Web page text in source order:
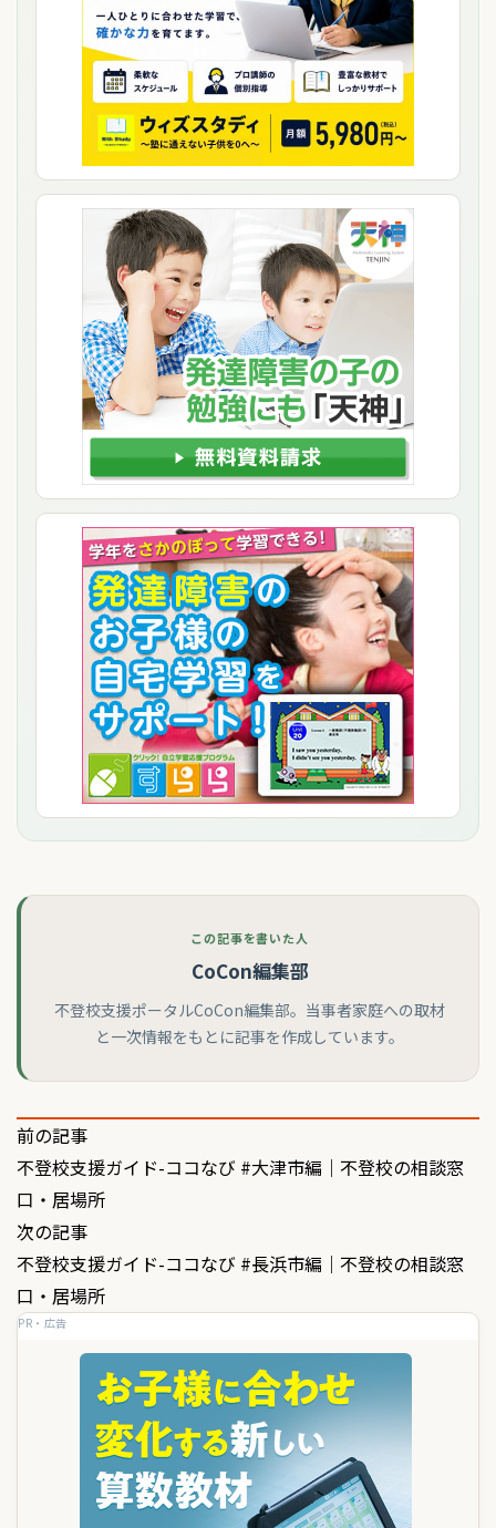
この記事を書いた人
CoCon編集部
不登校支援ポータルCoCon編集部。当事者家庭への取材
と一次情報をもとに記事を作成しています。
投
稿
ナ
ビ
ゲ
前の記事
不登校支援ガイド-ココなび #大津市編｜不登校の相談窓
口・居場所
次の記事
不登校支援ガイド-ココなび #長浜市編｜不登校の相談窓
口・居場所
PR・広告